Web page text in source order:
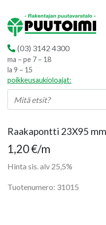
(03) 3142 4300
ma – pe 7 – 18
la 9 – 15
poikkeusaukioloajat:
Raakapontti 23X95
1,20€/m
Hinta sis. alv 25,5%
Tuotenumero: 31015